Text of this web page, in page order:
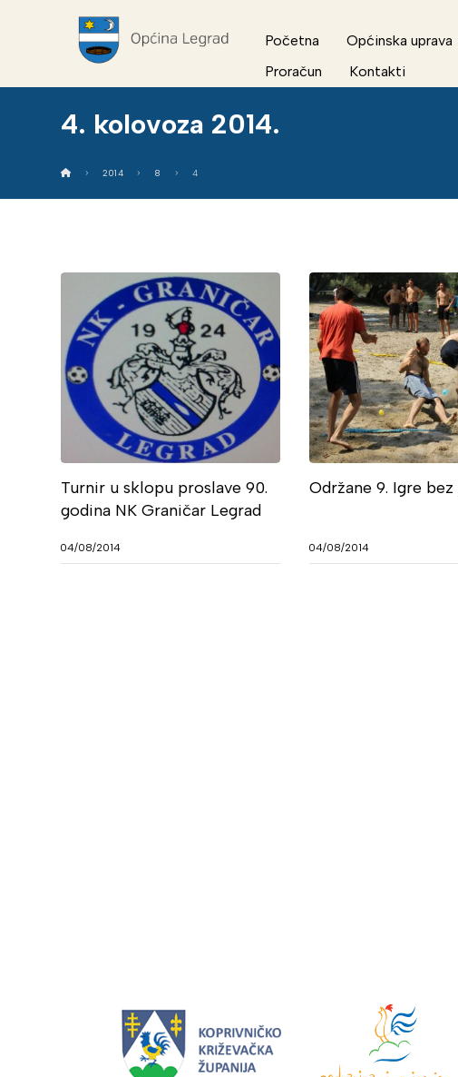
Početna Općinska uprava
Proračun
Kontakti
4. kolovoza 2014.
2014 8 4
Turnir u sklopu proslave 90.
godina NK Graničar Legrad
04/08/2014
Održane 9. Igre
04/08/2014